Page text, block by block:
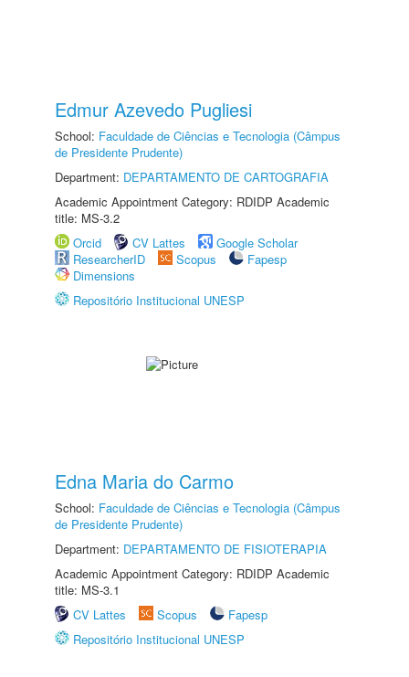
Edmur Azevedo Pugliesi
School: Faculdade de Ciências e Tecnologia (Câmpus
de Presidente Prudente)
Department: DEPARTAMENTO DE CARTOGRAFIA
Academic Appointment Category: RDIDP Academic
title: MS-3.2
Orcid
CV Lattes
Google Scholar
ResearcherID
Scopus
Fapesp
Dimensions
Repositório Institucional UNESP
Edna Maria do Carmo
School: Faculdade de Ciências e Tecnologia (Câmpus
de Presidente Prudente)
Department: DEPARTAMENTO DE FISIOTERAPIA
Academic Appointment Category: RDIDP Academic
title: MS-3.1
CV Lattes
Scopus
Fapesp
Repositório Institucional UNESP